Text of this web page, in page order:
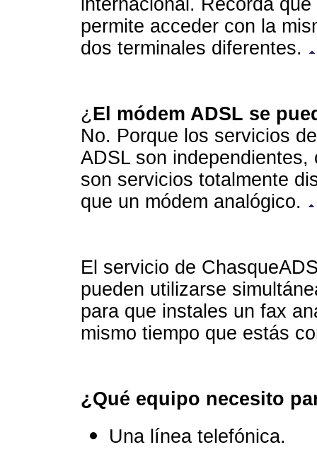
internacional. Recordá
permite acceder con la
dos terminales diferentes.
¿El módem ADSL se
No. Porque los servicios
ADSL son
son servicios totalmente
que un módem analógico.
El servicio de
pueden utilizarse
para que instales un fax
mismo tiempo que estás
¿Qué equipo necesito
Una línea telefónica.